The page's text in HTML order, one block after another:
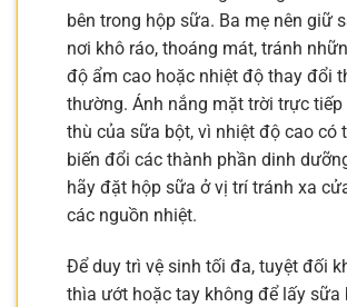
bên trong hộp sữa. Ba mẹ nên giữ
nơi khô ráo, thoáng mát, tránh
độ ẩm cao hoặc nhiệt độ thay đổi
thường. Ánh nắng mặt trời trực tiếp
thù của sữa bột, vì nhiệt độ cao có
biến đổi các thành phần dinh
hãy đặt hộp sữa ở vị trí tránh xa
các nguồn nhiệt.
Để duy trì vệ sinh tối đa, tuyệt đối
thìa ướt hoặc tay không để lấy sữa